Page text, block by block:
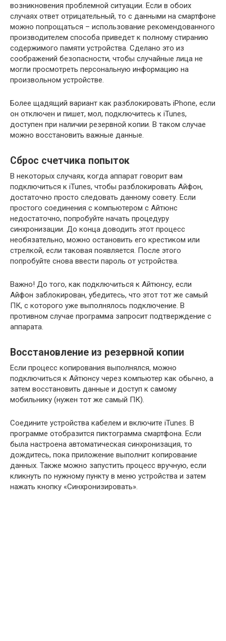
возникновения проблемной ситуации. Если в обоих
случаях ответ отрицательный, то с данными на смартфоне
можно попрощаться – использование рекомендованного
производителем способа приведет к полному стиранию
содержимого памяти устройства. Сделано это из
соображений безопасности, чтобы случайные лица не
могли просмотреть персональную информацию на
произвольном устройстве.
Более щадящий вариант как разблокировать iPhone, если
он отключен и пишет, мол, подключитесь к iTunes,
доступен при наличии резервной копии. В таком случае
можно восстановить важные данные.
Сброс счетчика попыток
В некоторых случаях, когда аппарат говорит вам
подключиться к iTunes, чтобы разблокировать Айфон,
достаточно просто следовать данному совету. Если
простого соединения с компьютером с Айтюнс
недостаточно, попробуйте начать процедуру
синхронизации. До конца доводить этот процесс
необязательно, можно остановить его крестиком или
стрелкой, если таковая появляется. После этого
попробуйте снова ввести пароль от устройства.
Важно! До того, как подключиться к Айтюнсу, если
Айфон заблокирован, убедитесь, что этот тот же самый
ПК, с которого уже выполнялось подключение. В
противном случае программа запросит подтверждение с
аппарата.
Восстановление из резервной копии
Если процесс копирования выполнялся, можно
подключиться к Айтюнсу через компьютер как обычно, а
затем восстановить данные и доступ к самому
мобильнику (нужен тот же самый ПК).
Соедините устройства кабелем и включите iTunes. В
программе отобразится пиктограмма смартфона. Если
была настроена автоматическая синхронизация, то
дождитесь, пока приложение выполнит копирование
данных. Также можно запустить процесс вручную, если
кликнуть по нужному пункту в меню устройства и затем
нажать кнопку «Синхронизировать».